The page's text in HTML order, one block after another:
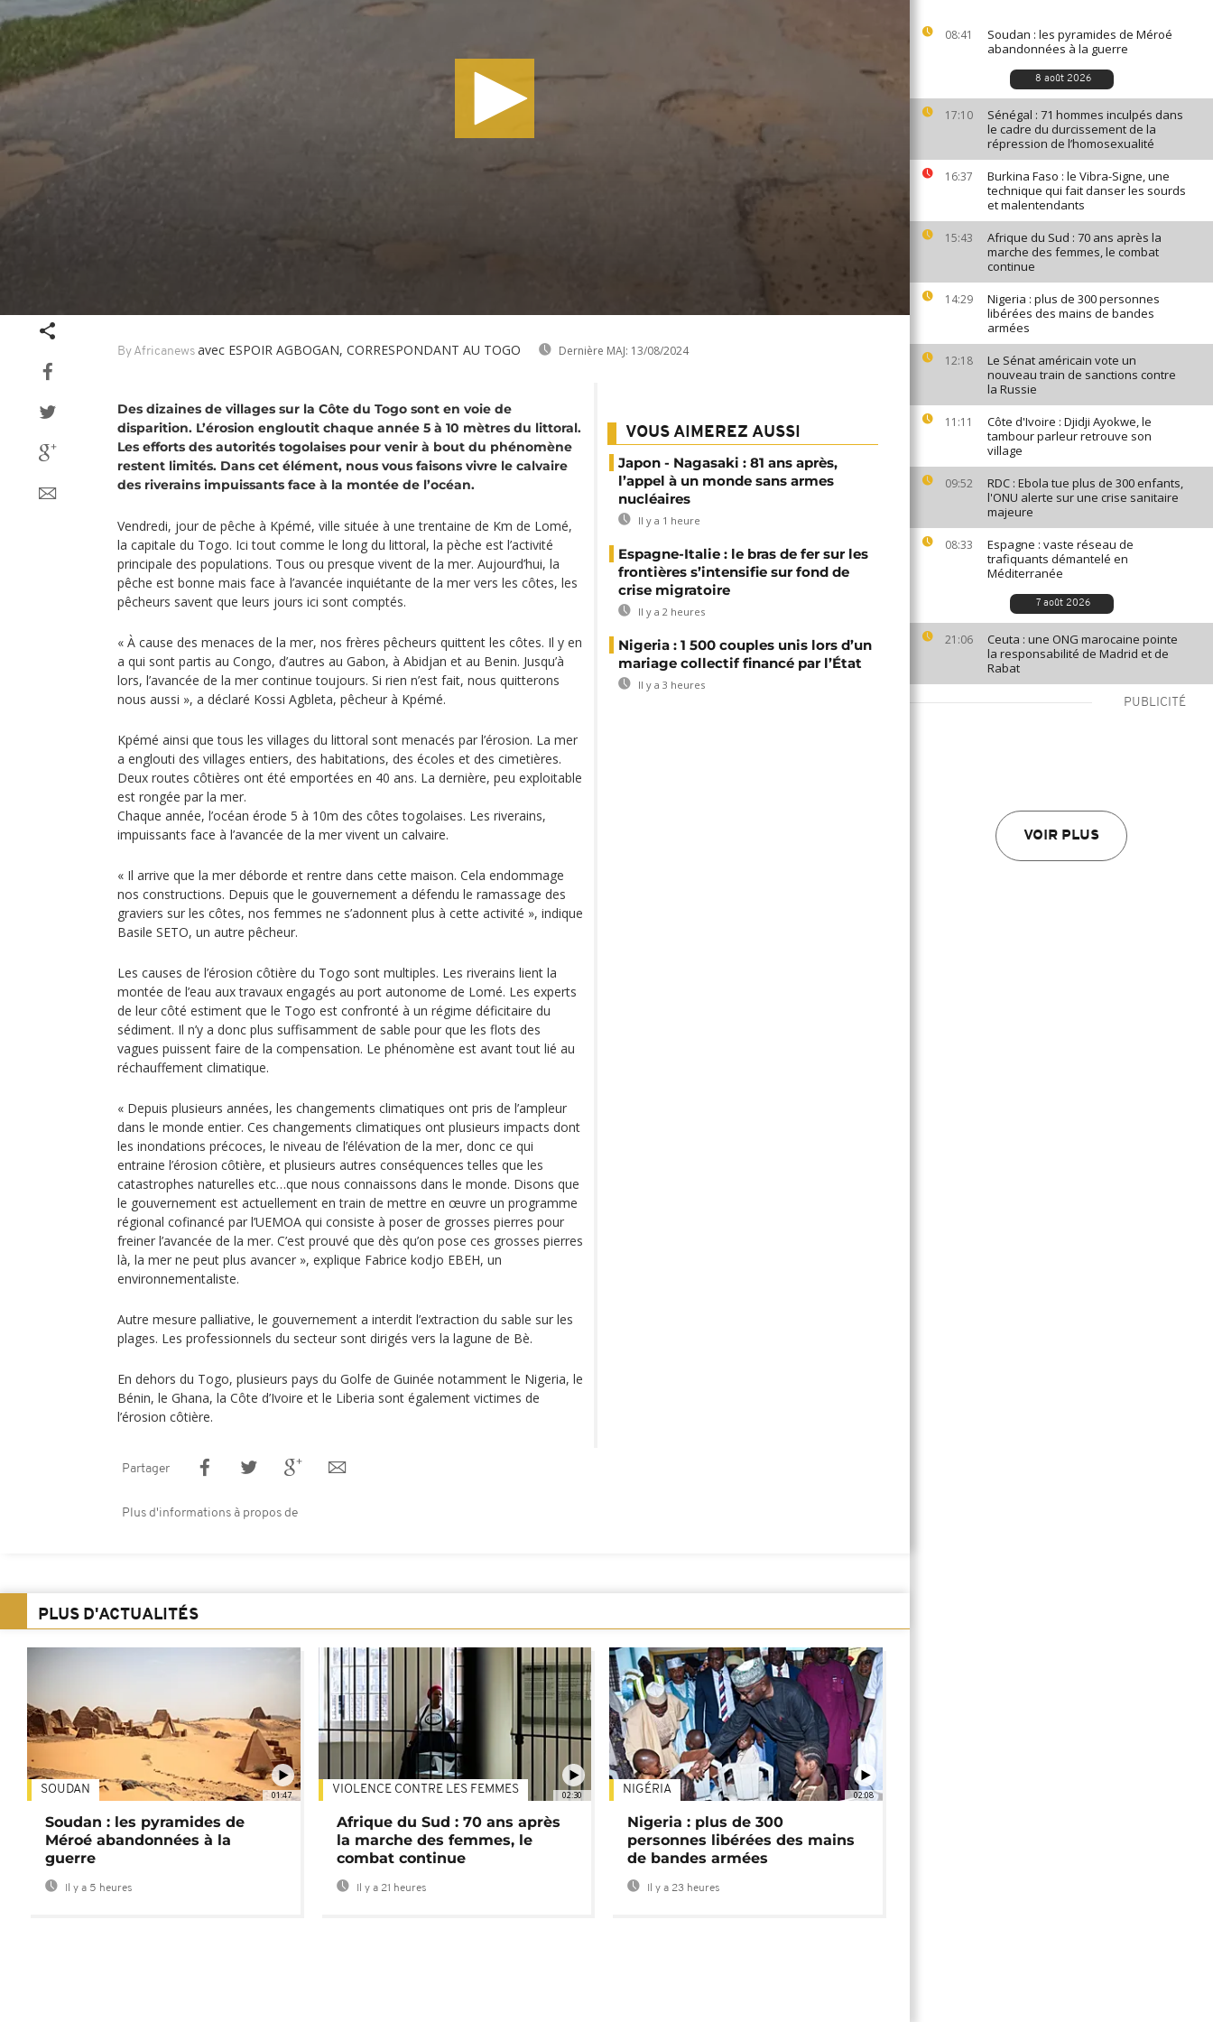
08:41
Soudan : les pyramides de Méroé
abandonnées à la guerre
8 août 2026
17:10
Sénégal : 71 hommes inculpés dans
le cadre du durcissement de la
répression de l’homosexualité
16:37
Burkina Faso : le Vibra-Signe, une
technique qui fait danser les sourds
et malentendants
15:43
Afrique du Sud : 70 ans après la
marche des femmes, le combat
continue
14:29
Nigeria : plus de 300 personnes
libérées des mains de bandes
armées
12:18
Le Sénat américain vote un
nouveau train de sanctions contre
la Russie
11:11
Côte d'Ivoire : Djidji Ayokwe, le
tambour parleur retrouve son
village
09:52
RDC : Ebola tue plus de 300 enfants,
l'ONU alerte sur une crise sanitaire
majeure
08:33
Espagne : vaste réseau de
trafiquants démantelé en
Méditerranée
7 août 2026
21:06
Ceuta : une ONG marocaine pointe
la responsabilité de Madrid et de
Rabat
PUBLICITÉ
VOIR PLUS
By Africanews avec ESPOIR AGBOGAN, CORRESPONDANT AU TOGO Dernière MAJ: 13/08/2024
Des dizaines de villages sur la Côte du Togo sont en voie de
disparition. L’érosion engloutit chaque année 5 à 10 mètres du littoral.
Les efforts des autorités togolaises pour venir à bout du phénomène
restent limités. Dans cet élément, nous vous faisons vivre le calvaire
des riverains impuissants face à la montée de l’océan.
Vendredi, jour de pêche à Kpémé, ville située à une trentaine de Km de Lomé,
la capitale du Togo. Ici tout comme le long du littoral, la pèche est l’activité
principale des populations. Tous ou presque vivent de la mer. Aujourd’hui, la
pêche est bonne mais face à l’avancée inquiétante de la mer vers les côtes, les
pêcheurs savent que leurs jours ici sont comptés.
« À cause des menaces de la mer, nos frères pêcheurs quittent les côtes. Il y en
a qui sont partis au Congo, d’autres au Gabon, à Abidjan et au Benin. Jusqu’à
lors, l’avancée de la mer continue toujours. Si rien n’est fait, nous quitterons
nous aussi », a déclaré Kossi Agbleta, pêcheur à Kpémé.
Kpémé ainsi que tous les villages du littoral sont menacés par l’érosion. La mer
a englouti des villages entiers, des habitations, des écoles et des cimetières.
Deux routes côtières ont été emportées en 40 ans. La dernière, peu exploitable
est rongée par la mer.
Chaque année, l’océan érode 5 à 10m des côtes togolaises. Les riverains,
impuissants face à l’avancée de la mer vivent un calvaire.
« Il arrive que la mer déborde et rentre dans cette maison. Cela endommage
nos constructions. Depuis que le gouvernement a défendu le ramassage des
graviers sur les côtes, nos femmes ne s’adonnent plus à cette activité », indique
Basile SETO, un autre pêcheur.
Les causes de l’érosion côtière du Togo sont multiples. Les riverains lient la
montée de l’eau aux travaux engagés au port autonome de Lomé. Les experts
de leur côté estiment que le Togo est confronté à un régime déficitaire du
sédiment. Il n’y a donc plus suffisamment de sable pour que les flots des
vagues puissent faire de la compensation. Le phénomène est avant tout lié au
réchauffement climatique.
« Depuis plusieurs années, les changements climatiques ont pris de l’ampleur
dans le monde entier. Ces changements climatiques ont plusieurs impacts dont
les inondations précoces, le niveau de l’élévation de la mer, donc ce qui
entraine l’érosion côtière, et plusieurs autres conséquences telles que les
catastrophes naturelles etc…que nous connaissons dans le monde. Disons que
le gouvernement est actuellement en train de mettre en œuvre un programme
régional cofinancé par l’UEMOA qui consiste à poser de grosses pierres pour
freiner l’avancée de la mer. C’est prouvé que dès qu’on pose ces grosses pierres
là, la mer ne peut plus avancer », explique Fabrice kodjo EBEH, un
environnementaliste.
Autre mesure palliative, le gouvernement a interdit l’extraction du sable sur les
plages. Les professionnels du secteur sont dirigés vers la lagune de Bè.
En dehors du Togo, plusieurs pays du Golfe de Guinée notamment le Nigeria, le
Bénin, le Ghana, la Côte d’Ivoire et le Liberia sont également victimes de
l’érosion côtière.
VOUS AIMEREZ AUSSI
Japon - Nagasaki : 81 ans après,
l’appel à un monde sans armes
nucléaires
Il y a 1 heure
Espagne-Italie : le bras de fer sur les
frontières s’intensifie sur fond de
crise migratoire
Il y a 2 heures
Nigeria : 1 500 couples unis lors d’un
mariage collectif financé par l’État
Il y a 3 heures
Partager
Plus d'informations à propos de
PLUS D'ACTUALITÉS
01:47
SOUDAN
Soudan : les pyramides de
Méroé abandonnées à la
guerre
Il y a 5 heures
02:30
VIOLENCE CONTRE LES FEMMES
Afrique du Sud : 70 ans après
la marche des femmes, le
combat continue
Il y a 21 heures
02:08
NIGÉRIA
Nigeria : plus de 300
personnes libérées des mains
de bandes armées
Il y a 23 heures